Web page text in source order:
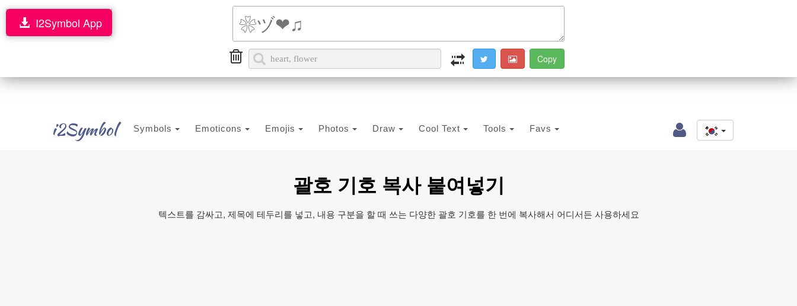
i2Symbol Symbols Emoticons Emojis Photos Draw Cool Text Tools Favs
I2Symbol App
괄호 기호 복사 붙여넣기
텍스트를 감싸고, 제목에 테두리를 넣고, 내용 구분을 할 때 쓰는 다양한 괄호 기호를 한 번에 복사해서 어디서든 사용하세요